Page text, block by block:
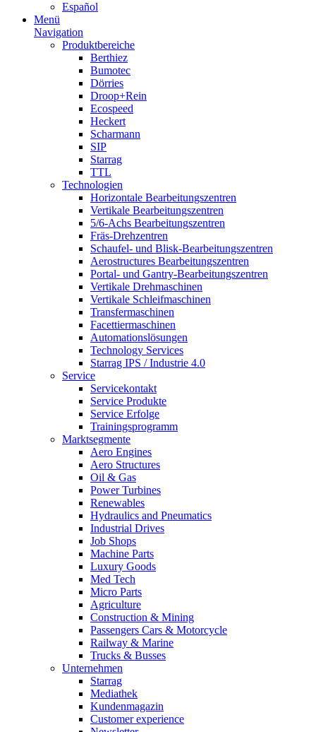
Español
Menü
Navigation
Produktbereiche
Berthiez
Bumotec
Dörries
Droop+Rein
Ecospeed
Heckert
Scharmann
SIP
Starrag
TTL
Technologien
Horizontale Bearbeitungszentren
Vertikale Bearbeitungszentren
5/6-Achs Bearbeitungszentren
Fräs-Drehzentren
Schaufel- und Blisk-Bearbeitungszentren
Aerostructures Bearbeitungszentren
Portal- und Gantry-Bearbeitungszentren
Vertikale Drehmaschinen
Vertikale Schleifmaschinen
Transfermaschinen
Facettiermaschinen
Automationslösungen
Technology Services
Starrag IPS / Industrie 4.0
Service
Servicekontakt
Service Produkte
Service Erfolge
Trainingsprogramm
Marktsegmente
Aero Engines
Aero Structures
Oil & Gas
Power Turbines
Renewables
Hydraulics and Pneumatics
Industrial Drives
Job Shops
Machine Parts
Luxury Goods
Med Tech
Micro Parts
Agriculture
Construction & Mining
Passengers Cars & Motorcycle
Railway & Marine
Trucks & Busses
Unternehmen
Starrag
Mediathek
Kundenmagazin
Customer experience